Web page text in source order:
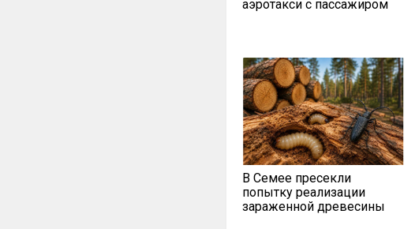
аэротакси с пассажиром
В Семее пресекли
попытку реализации
зараженной древесины